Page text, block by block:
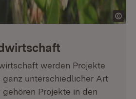
werden Projekte
ganz unterschiedlicher Art
Projekte in den